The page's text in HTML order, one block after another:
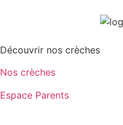
Découvrir nos crèches
Nos crèches
Espace Parents